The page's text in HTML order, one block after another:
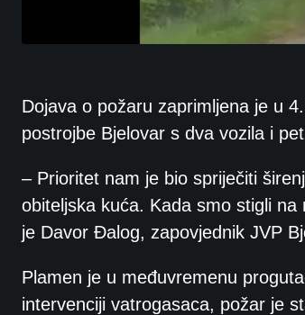
Dojava o požaru zaprimljena je u
postrojbe Bjelovar s dva vozila i
– Prioritet nam je bio spriječiti
obiteljska kuća. Kada smo stigli
je Davor Đalog, zapovjednik JVP
Plamen je u međuvremenu
intervenciji vatrogasaca, požar je